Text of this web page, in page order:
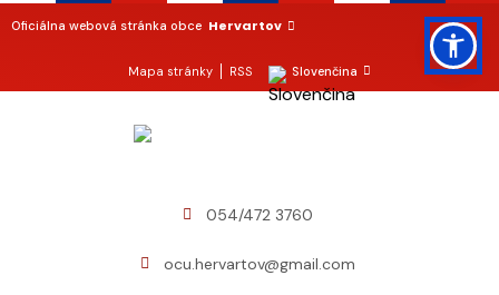
Oficiálna webová stránka obce Hervartov
Mapa stránky RSS Slovenčina
054/472 3760
ocu.hervartov@gmail.com